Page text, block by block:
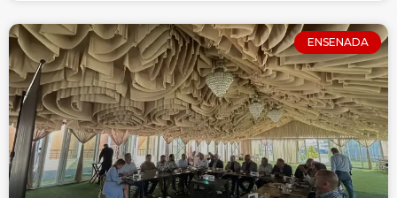
ENSENADA